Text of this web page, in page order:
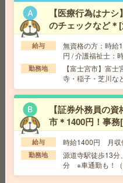
分,「栄町（愛知県）駅」 徒歩 5分
【オープニング募集】おば
仕事の1つ[派遣]
給 与 無資格未経験：時給
■扶養内OK ■日収1万1200円以
交通費 交通費全額支給
勤務地
【富士宮市】富士宮・
子・芝川など勤務地多数！
＜医療行為はナシ＞時給
【医療行為はナ
のチェックなど＊
給与
無資格の方：時給
円 / 介護福祉士：
円 / 初任者以上
円
勤務地
【富士宮市】富
寺・稲子・芝川な
【証券外務員の
市＊1400円！事
給与 時給1400円 月収
勤務地
源道寺駅徒歩13分
分 ※車通勤も！（
で駐車場を手配→